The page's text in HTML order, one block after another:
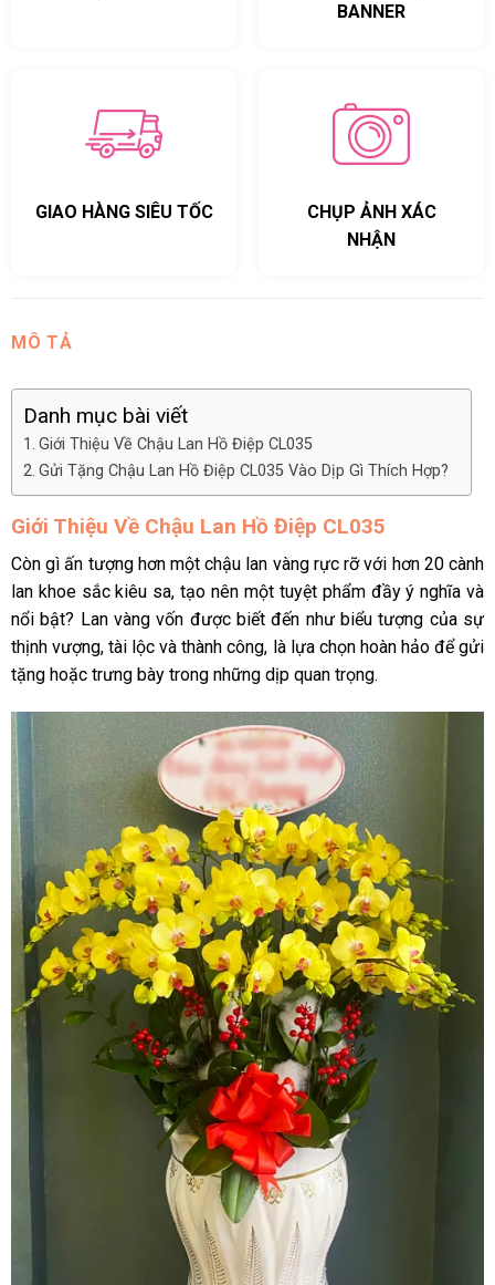
BANNER
GIAO HÀNG SIÊU TỐC
CHỤP ẢNH XÁC
NHẬN
MÔ TẢ
Danh mục bài viết
Giới Thiệu Về Chậu Lan Hồ Điệp CL035
Gửi Tặng Chậu Lan Hồ Điệp CL035 Vào Dịp Gì Thích Hợp?
Giới Thiệu Về Chậu Lan Hồ Điệp CL035
Còn gì ấn tượng hơn một chậu lan vàng rực rỡ với hơn 20 cành
lan khoe sắc kiêu sa, tạo nên một tuyệt phẩm đầy ý nghĩa và
nổi bật? Lan vàng vốn được biết đến như biểu tượng của sự
thịnh vượng, tài lộc và thành công, là lựa chọn hoàn hảo để gửi
tặng hoặc trưng bày trong những dịp quan trọng.